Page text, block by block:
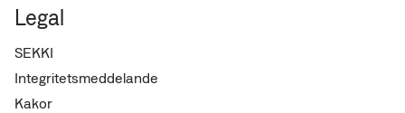
Legal
SEKKI
Integritetsmeddelande
Kakor